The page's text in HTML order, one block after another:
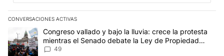
CONVERSACIONES ACTIVAS
Este listado muestra los artículos con más comentarios en los
Un artículo de tendencia con el título "Congreso vallado y bajo
Congreso vallado y bajo la lluvia: crece la protesta
mientras el Senado debate la Ley de Propiedad
Privada
49